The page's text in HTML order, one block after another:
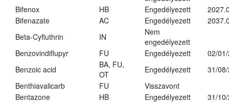
Bifenox
HB Engedélyezett
Bifenazate
AC Engedélyezett
Beta-Cyfluthrin
IN
Nem
engedélyezett
Benzovindiflupyr
FU Engedélyezett
02/
Benzoic acid
BA, FU,
OT
Engedélyezett
31/
Benthiavalicarb
FU
Visszavont
Bentazone
HB Engedélyezett
31/